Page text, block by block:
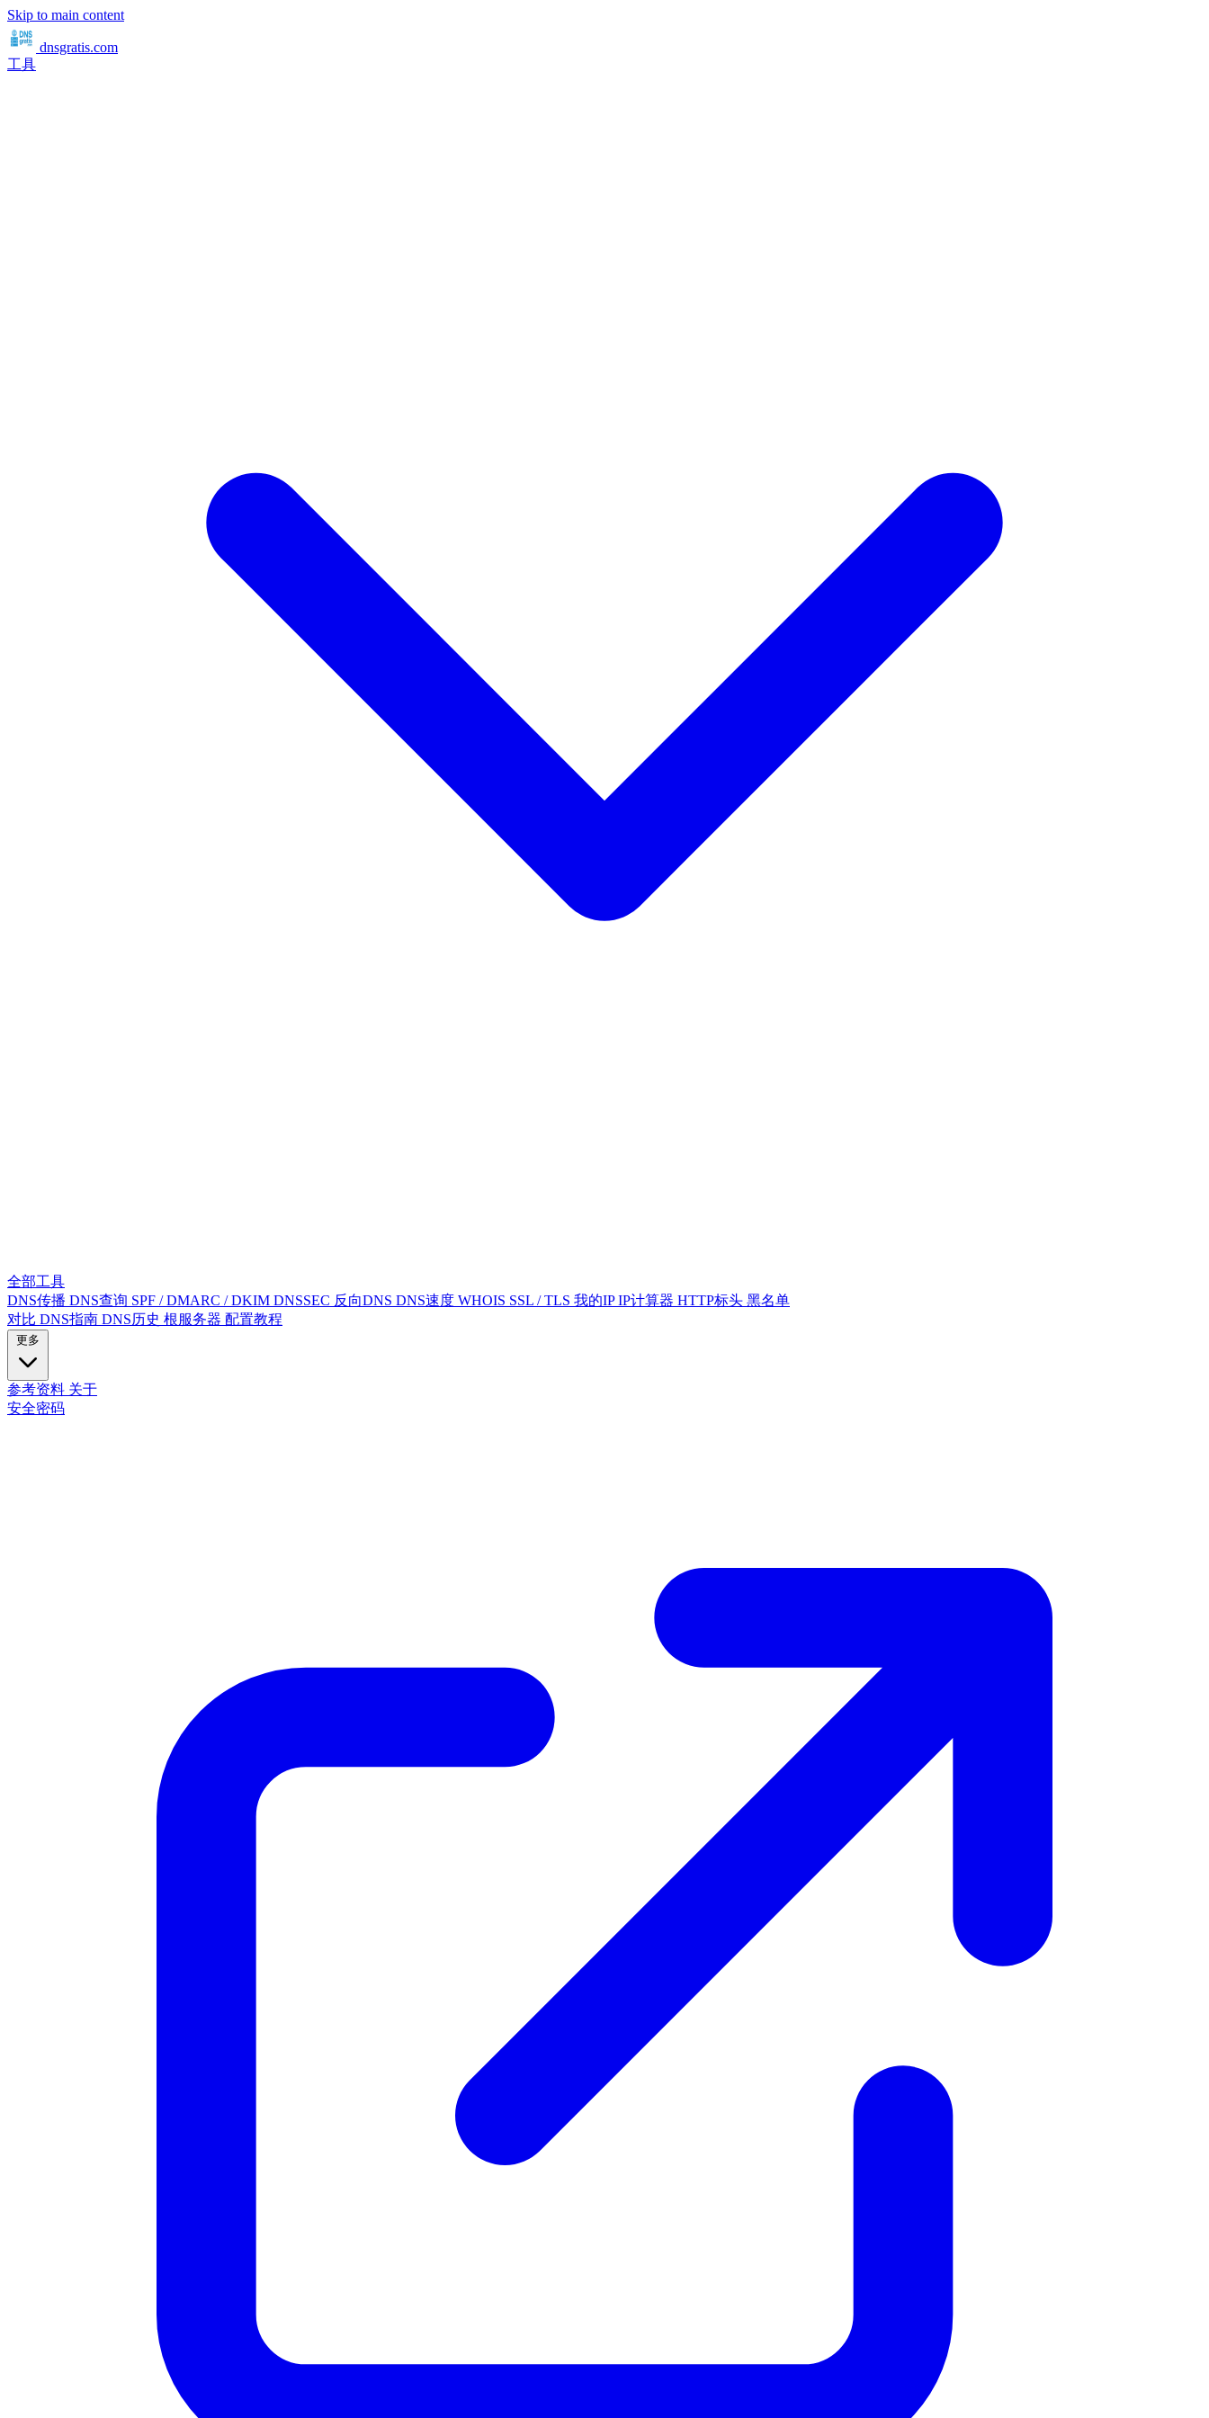
Skip to main content
dnsgratis.com
工具
全部工具
DNS传播 DNS查询 SPF / DMARC / DKIM DNSSEC 反向DNS DNS速度 WHOIS SSL / TLS 我的IPIP计算器 HTTP标头 黑名单
对比 DNS指南 DNS历史 根服务器 配置教程
参考资料 关于
安全密码